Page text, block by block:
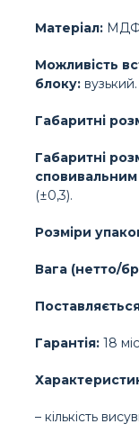
Матеріал:
Можливість
блоку: вузький.
Габаритні
Габаритні
(±0,3).
Розміри
Вага (нетто/
Гарантія: 18
– кількість